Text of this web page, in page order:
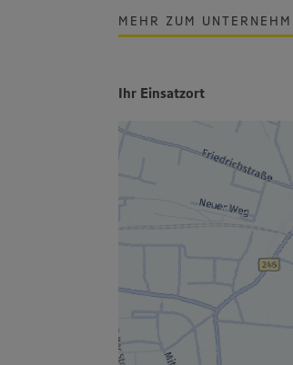
MEHR ZUM
Ihr Einsatzort